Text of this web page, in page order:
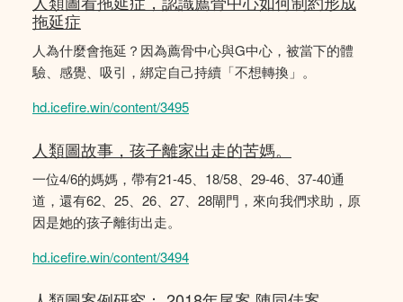
拖延症
人為什麼會拖延？因為薦骨中心與G中心，被當下的體
驗、感覺、吸引，綁定自己持續「不想轉換」。
hd.icefire.win/content/3495
人類圖故事，孩子離家出走的苦媽。
一位4/6的媽媽，帶有21-45、18/58、29-46、37-40通
道，還有62、25、26、27、28閘門，來向我們求助，原
因是她的孩子離街出走。
hd.icefire.win/content/3494